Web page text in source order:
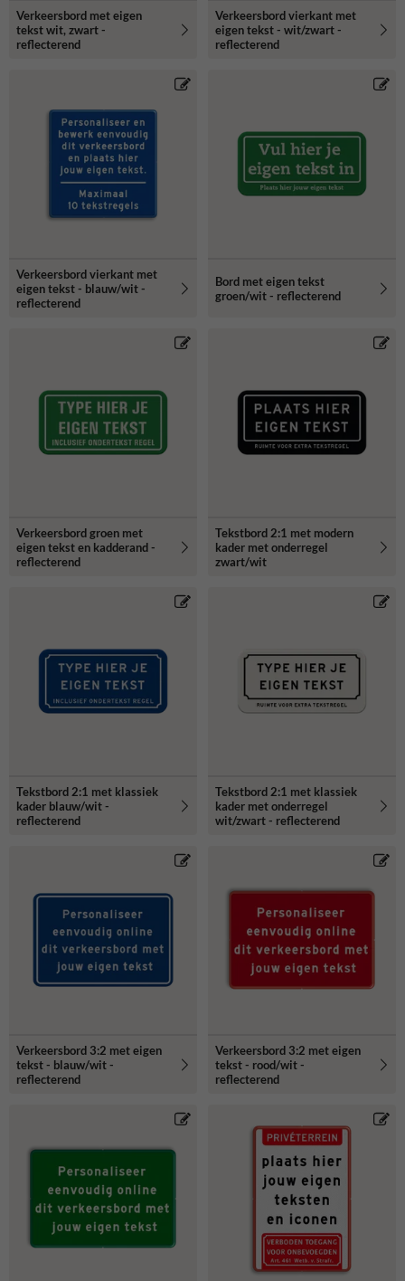
Verkeersbord met eigen
tekst wit, zwart -
reflecterend
Verkeersbord vierkant met
eigen tekst - wit/zwart -
reflecterend
Verkeersbord vierkant met
eigen tekst - blauw/wit -
reflecterend
Bord met eigen tekst
groen/wit - reflecterend
Verkeersbord groen met
eigen tekst en kadderand -
reflecterend
Tekstbord 2:1 met modern
kader met onderregel
zwart/wit
Tekstbord 2:1 met klassiek
kader blauw/wit -
reflecterend
Tekstbord 2:1 met klassiek
kader met onderregel
wit/zwart - reflecterend
Verkeersbord 3:2 met eigen
tekst - blauw/wit -
reflecterend
Verkeersbord 3:2 met eigen
tekst - rood/wit -
reflecterend